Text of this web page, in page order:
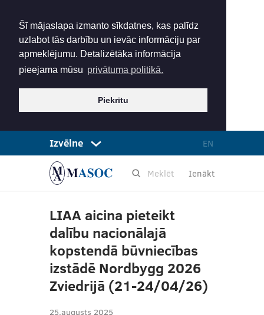
Šī mājaslapa izmanto sīkdatnes, kas palīdz
uzlabot tās darbību un ievāc informāciju par
apmeklējumu. Detalizētāka informācija
pieejama mūsu privātuma politikā.
Piekrītu
Izvēlne EN
Ienākt
LIAA aicina pieteikt
dalību nacionālajā
kopstendā būvniecības
izstādē Nordbygg 2026
Zviedrijā (21-24/04/26)
25.augusts 2025